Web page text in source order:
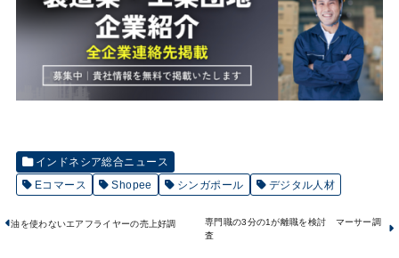
インドネシア総合ニュース
Eコマース
Shopee シンガポール デジタル人材
油を使わないエアフライヤーの売上好調
専門職の3分の1が離職を検討 マーサー調
査